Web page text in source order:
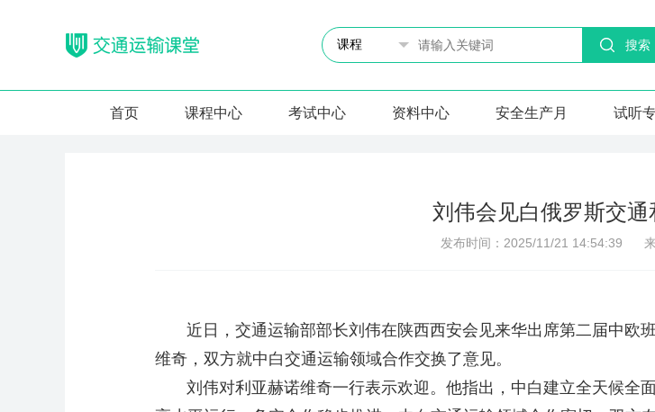
搜索
首页 课程中心 考试中心 资料中心 安全生产月 试听
刘伟会见白俄罗斯交通
发布时间：2025/11/21 14:54:39
近日，交通运输部部长刘伟在陕西西安会见来华出席第二届中欧
维奇，双方就中白交通运输领域合作交换了意见。
刘伟对利亚赫诺维奇一行表示欢迎。他指出，中白建立全天候全